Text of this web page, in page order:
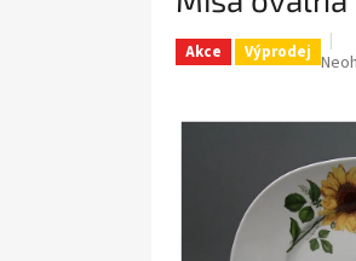
Akce Výprodej
0,0
z
5